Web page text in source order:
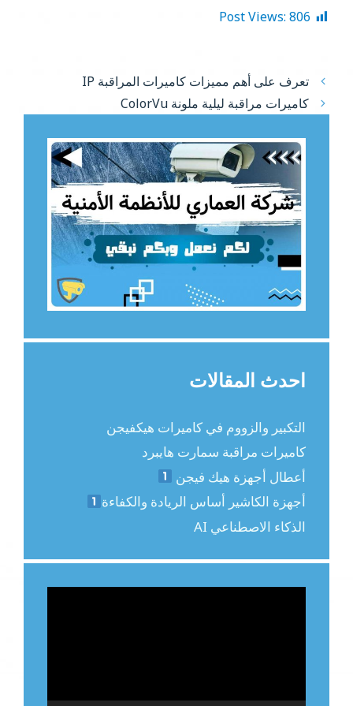
Post Views: 806
تعرف على أهم مميزات كاميرات المراقبة IP
كاميرات مراقبة ليلية ملونة ColorVu
احدث المقالات
التكبير والزووم في كاميرات هيكفيجن
كاميرات مراقبة سمارت هايبرد
أعطال أجهزة هيك فيجن
أجهزة الكاشير أساس الريادة والكفاءة
الذكاء الاصطناعي AI